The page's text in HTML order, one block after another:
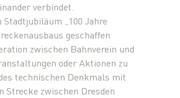
verbindet.
„100 Jahre
geschaffen
zwischen Bahnverein und
oder Aktionen zu
technischen Denkmals mit
Strecke zwischen Dresden